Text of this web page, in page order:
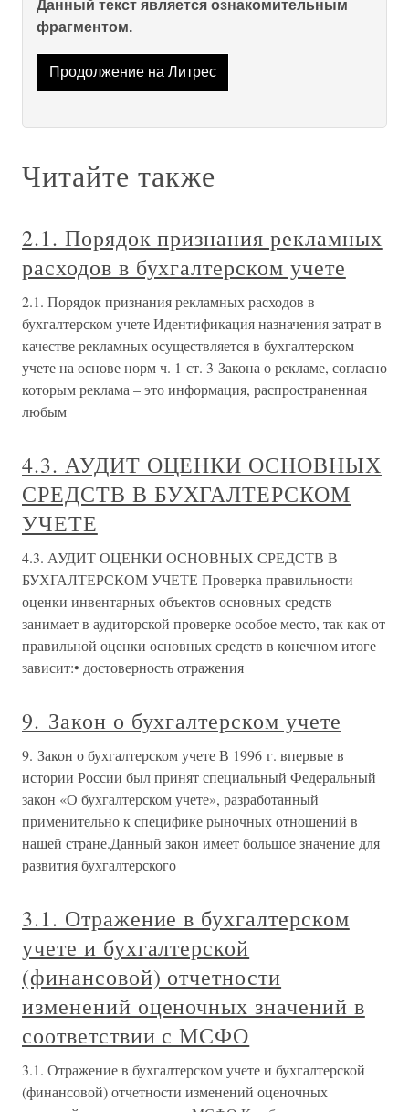
Данный текст является ознакомительным
фрагментом.
Продолжение на Литрес
Читайте также
2.1. Порядок признания рекламных
расходов в бухгалтерском учете
2.1. Порядок признания рекламных расходов в
бухгалтерском учете Идентификация назначения затрат в
качестве рекламных осуществляется в бухгалтерском
учете на основе норм ч. 1 ст. 3 Закона о рекламе, согласно
которым реклама – это информация, распространенная
любым
4.3. АУДИТ ОЦЕНКИ ОСНОВНЫХ
СРЕДСТВ В БУХГАЛТЕРСКОМ
УЧЕТЕ
4.3. АУДИТ ОЦЕНКИ ОСНОВНЫХ СРЕДСТВ В
БУХГАЛТЕРСКОМ УЧЕТЕ Проверка правильности
оценки инвентарных объектов основных средств
занимает в аудиторской проверке особое место, так как от
правильной оценки основных средств в конечном итоге
зависит:• достоверность отражения
9. Закон о бухгалтерском учете
9. Закон о бухгалтерском учете В 1996 г. впервые в
истории России был принят специальный Федеральный
закон «О бухгалтерском учете», разработанный
применительно к специфике рыночных отношений в
нашей стране.Данный закон имеет большое значение для
развития бухгалтерского
3.1. Отражение в бухгалтерском
учете и бухгалтерской
(финансовой) отчетности
изменений оценочных значений в
соответствии с МСФО
3.1. Отражение в бухгалтерском учете и бухгалтерской
(финансовой) отчетности изменений оценочных